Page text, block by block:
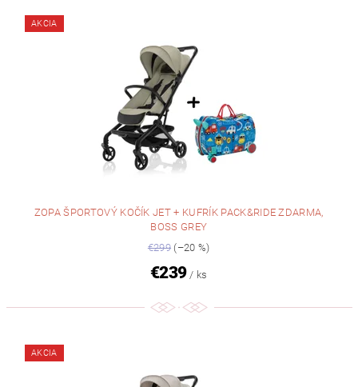
AKCIA
ZOPA ŠPORTOVÝ KOČÍK JET + KUFRÍK PACK&RIDE ZDARMA,
BOSS GREY
€299 (–20 %)
€239 / ks
AKCIA